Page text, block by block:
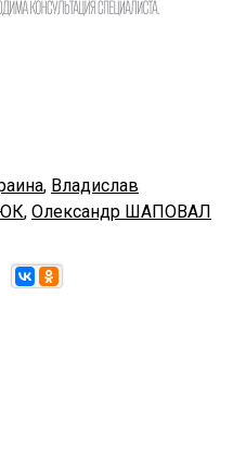
, Владислав
, Олександр ШАПОВАЛ